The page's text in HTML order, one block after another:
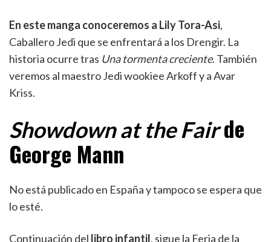
En este manga conoceremos a Lily Tora-Asi,
Caballero Jedi que se enfrentará a los Drengir. La
historia ocurre tras Una tormenta creciente. También
veremos al maestro Jedi wookiee Arkoff y a Avar
Kriss.
Showdown at the Fair de
George Mann
No está publicado en España y tampoco se espera que
lo esté.
Continuación del libro infantil, sigue la Feria de la